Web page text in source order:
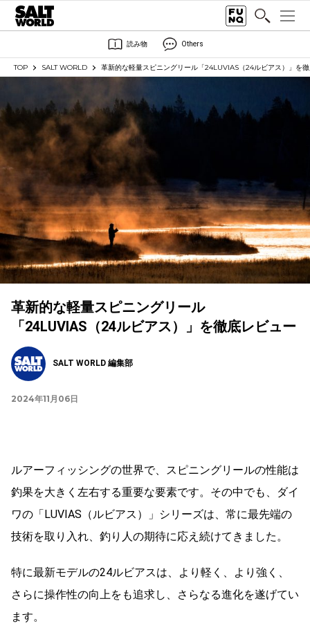
読み物 Others
TOP SALT WORLD 革新的な軽量スピニングリール「24LUVIAS（24ルビアス）」を
革新的な軽量スピニングリール
「24LUVIAS（24ルビアス）」を徹底レビュー
SALT WORLD 編集部
2024年11月06日
ルアーフィッシングの世界で、スピニングリールの性能は
釣果を大きく左右する重要な要素です。その中でも、ダイ
ワの「LUVIAS（ルビアス）」シリーズは、常に最先端の
技術を取り入れ、釣り人の期待に応え続けてきました。
特に最新モデルの24ルビアスは、より軽く、より強く、
さらに操作性の向上をも追求し、さらなる進化を遂げてい
ます。